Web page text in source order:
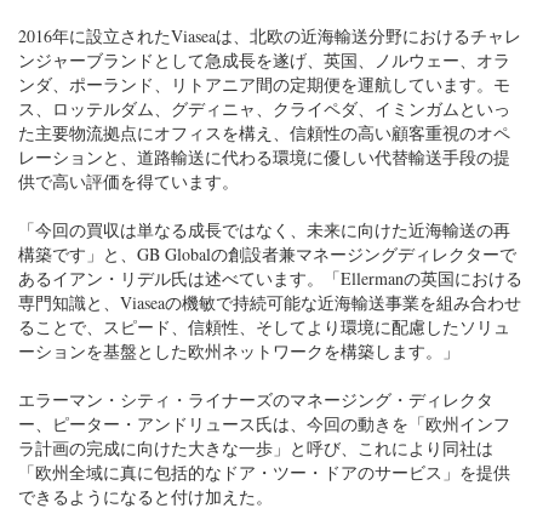
2016年に設立されたViaseaは、北欧の近海輸送分野におけるチャレ
ンジャーブランドとして急成長を遂げ、英国、ノルウェー、オラ
ンダ、ポーランド、リトアニア間の定期便を運航しています。モ
ス、ロッテルダム、グディニャ、クライペダ、イミンガムといっ
た主要物流拠点にオフィスを構え、信頼性の高い顧客重視のオペ
レーションと、道路輸送に代わる環境に優しい代替輸送手段の提
供で高い評価を得ています。
「今回の買収は単なる成長ではなく、未来に向けた近海輸送の再
構築です」と、GB Globalの創設者兼マネージングディレクターで
あるイアン・リデル氏は述べています。「Ellermanの英国における
専門知識と、Viaseaの機敏で持続可能な近海輸送事業を組み合わせ
ることで、スピード、信頼性、そしてより環境に配慮したソリュ
ーションを基盤とした欧州ネットワークを構築します。」
エラーマン・シティ・ライナーズのマネージング・ディレクタ
ー、ピーター・アンドリュース氏は、今回の動きを「欧州インフ
ラ計画の完成に向けた大きな一歩」と呼び、これにより同社は
「欧州全域に真に包括的なドア・ツー・ドアのサービス」を提供
できるようになると付け加えた。